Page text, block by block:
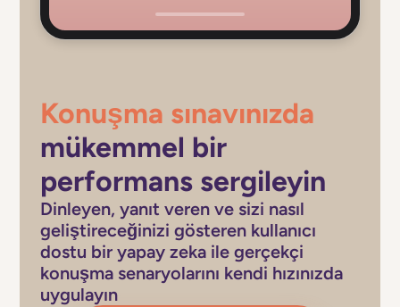
Konuşma sınavınızda
mükemmel bir
performans sergileyin
Dinleyen, yanıt veren ve sizi nasıl
geliştireceğinizi gösteren kullanıcı
dostu bir yapay zeka ile gerçekçi
konuşma senaryolarını kendi hızınızda
uygulayın